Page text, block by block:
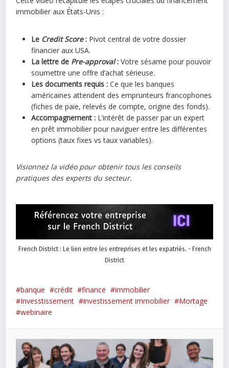
immobilier aux États-Unis :
Le Credit Score: Pivot central de votre dossier
financier aux USA.
La lettre de Pre-approval: Votre sésame pour pouvoir
soumettre une offre d’achat sérieuse.
Les documents requis : Ce que les banques
américaines attendent des emprunteurs francophones
(fiches de paie, relevés de compte, origine des fonds).
Accompagnement : L’intérêt de passer par un expert
en prêt immobilier pour naviguer entre les différentes
options (taux fixes vs taux variables).
Visionnez la vidéo pour obtenir tous les conseils
pratiques des experts du secteur.
French District : Le lien entre les entreprises et les expatriés. - French
District
banque crédit finance
immobilier
Invesstissement
investissement immobilier
Mortage
webinaire